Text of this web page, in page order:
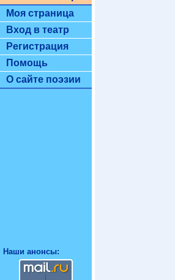
Моя страница
Вход в театр
Регистрация
Помощь
О сайте поэзии
Наши анонсы: